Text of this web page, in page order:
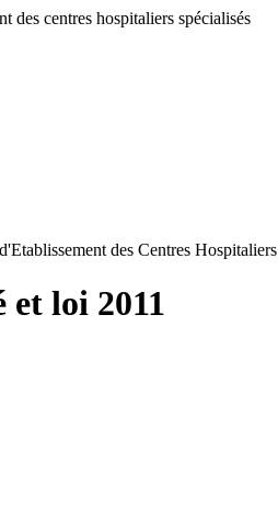
des centres hospitaliers spécialisés
des Centres Hospitaliers
et loi 2011